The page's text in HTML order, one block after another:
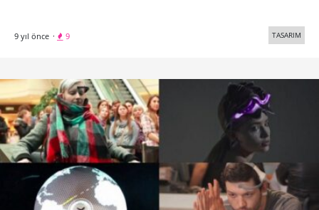
9 yıl önce · 9 TASARIM